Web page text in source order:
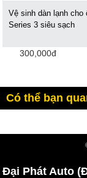
Vệ sinh dàn lạnh cho
Series 3 siêu sạch
300,000đ
Có thể bạn
Đại Phát Auto